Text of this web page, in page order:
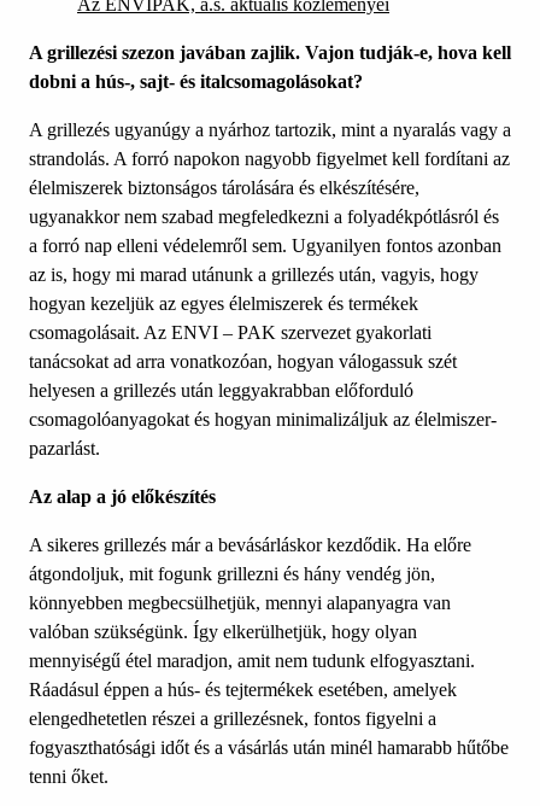
Az ENVIPAK, a.s. aktuális közleményei
A grillezési szezon javában zajlik. Vajon tudják-e, hova kell
dobni a hús-, sajt- és italcsomagolásokat?
A grillezés ugyanúgy a nyárhoz tartozik, mint a nyaralás vagy a
strandolás. A forró napokon nagyobb figyelmet kell fordítani az
élelmiszerek biztonságos tárolására és elkészítésére,
ugyanakkor nem szabad megfeledkezni a folyadékpótlásról és
a forró nap elleni védelemről sem. Ugyanilyen fontos azonban
az is, hogy mi marad utánunk a grillezés után, vagyis, hogy
hogyan kezeljük az egyes élelmiszerek és termékek
csomagolásait. Az ENVI – PAK szervezet gyakorlati
tanácsokat ad arra vonatkozóan, hogyan válogassuk szét
helyesen a grillezés után leggyakrabban előforduló
csomagolóanyagokat és hogyan minimalizáljuk az élelmiszer-
pazarlást.
Az alap a jó előkészítés
A sikeres grillezés már a bevásárláskor kezdődik. Ha előre
átgondoljuk, mit fogunk grillezni és hány vendég jön,
könnyebben megbecsülhetjük, mennyi alapanyagra van
valóban szükségünk. Így elkerülhetjük, hogy olyan
mennyiségű étel maradjon, amit nem tudunk elfogyasztani.
Ráadásul éppen a hús- és tejtermékek esetében, amelyek
elengedhetetlen részei a grillezésnek, fontos figyelni a
fogyaszthatósági időt és a vásárlás után minél hamarabb hűtőbe
tenni őket.